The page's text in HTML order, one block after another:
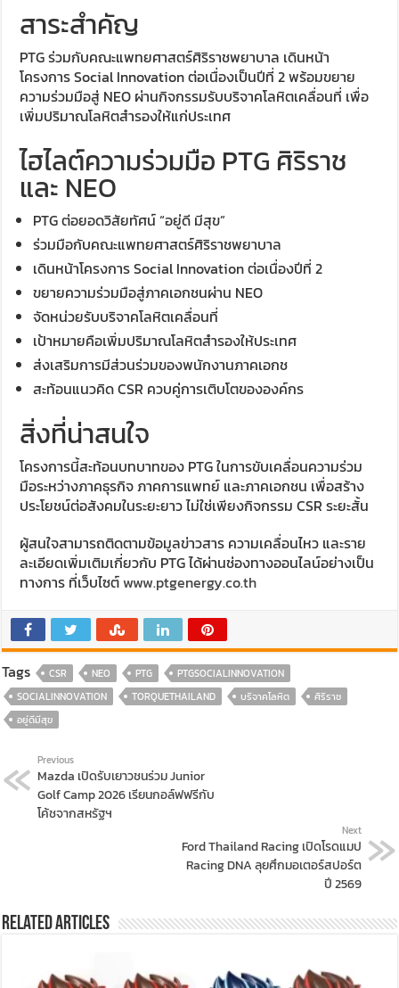
สาระสำคัญ
PTG ร่วมกับคณะแพทยศาสตร์ศิริราชพยาบาล เดินหน้า
โครงการ Social Innovation ต่อเนื่องเป็นปีที่ 2 พร้อมขยาย
ความร่วมมือสู่ NEO ผ่านกิจกรรมรับบริจาคโลหิตเคลื่อนที่ เพื่อ
เพิ่มปริมาณโลหิตสำรองให้แก่ประเทศ
ไฮไลต์ความร่วมมือ PTG ศิริราช
และ NEO
PTG ต่อยอดวิสัยทัศน์ “อยู่ดี มีสุข”
ร่วมมือกับคณะแพทยศาสตร์ศิริราชพยาบาล
เดินหน้าโครงการ Social Innovation ต่อเนื่องปีที่ 2
ขยายความร่วมมือสู่ภาคเอกชนผ่าน NEO
จัดหน่วยรับบริจาคโลหิตเคลื่อนที่
เป้าหมายคือเพิ่มปริมาณโลหิตสำรองให้ประเทศ
ส่งเสริมการมีส่วนร่วมของพนักงานภาคเอกช
สะท้อนแนวคิด CSR ควบคู่การเติบโตขององค์กร
สิ่งที่น่าสนใจ
โครงการนี้สะท้อนบทบาทของ PTG ในการขับเคลื่อนความร่วม
มือระหว่างภาคธุรกิจ ภาคการแพทย์ และภาคเอกชน เพื่อสร้าง
ประโยชน์ต่อสังคมในระยะยาว ไม่ใช่เพียงกิจกรรม CSR ระยะสั้น
ผู้สนใจสามารถติดตามข้อมูลข่าวสาร ความเคลื่อนไหว และราย
ละเอียดเพิ่มเติมเกี่ยวกับ PTG ได้ผ่านช่องทางออนไลน์อย่างเป็น
ทางการ ที่เว็บไซต์www.ptgenergy.co.th
Tags CSR NEO PTG
PTGSOCIALINNOVATION
SOCIALINNOVATION
TORQUETHAILAND บริจาคโลหิต
ศิริราช
อยู่ดีมีสุข
Previous
Mazda เปิดรับเยาวชนร่วม Junior
Golf Camp 2026 เรียนกอล์ฟฟรีกับ
โค้ชจากสหรัฐฯ
Next
Ford Thailand Racing เปิดโรดแมป
Racing DNA ลุยศึกมอเตอร์สปอร์ต
ปี 2569
Related Articles